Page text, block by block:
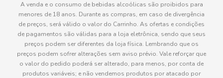
A venda e o consumo de bebidas alcoólicas são proibidos para
menores de 18 anos. Durante as compras, em caso de divergência
de preços, será válido o valor do Carrinho. As ofertas e condições
de pagamentos são válidas para a loja eletrônica, sendo que seus
preços podem ser diferentes da loja física. Lembrando que os
preços podem sofrer alterações sem aviso prévio. Vale reforçar que
o valor do pedido poderá ser alterado, para menos, por conta de
produtos variáveis; e não vendemos produtos por atacado por